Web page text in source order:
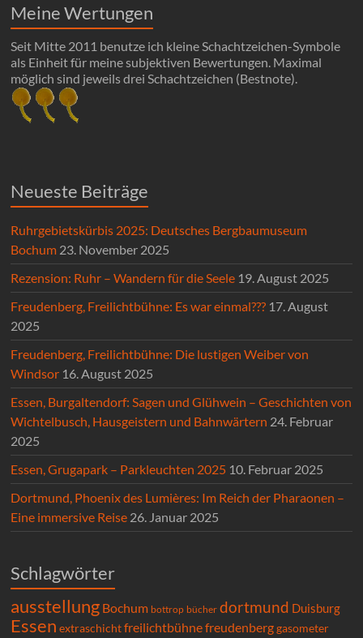
Meine Wertungen
Seit Mitte 2011 benutze ich kleine Schachtzeichen-Symbole
als Einheit für meine subjektiven Bewertungen. Maximal
möglich sind jeweils drei Schachtzeichen (Bestnote).
Neueste Beiträge
Ruhrgebietskürbis 2025: Deutsches Bergbaumuseum
Bochum 23. November 2025
Rezension: Ruhr – Wandern für die Seele 19. August 2025
Freudenberg, Freilichtbühne: Es war einmal??? 17. August
2025
Freudenberg, Freilichtbühne: Die lustigen Weiber von
Windsor 16. August 2025
Essen, Burgaltendorf: Sagen und Glühwein – Geschichten von
Wichtelbusch, Hausgeistern und Bahnwärtern 24. Februar
2025
Essen, Grugapark – Parkleuchten 2025 10. Februar 2025
Dortmund, Phoenix des Lumières: Im Reich der Pharaonen –
Eine immersive Reise 26. Januar 2025
Schlagwörter
ausstellung Bochum bottrop bücher dortmund Duisburg
Essen extraschicht freilichtbühnefreudenberg gasometer